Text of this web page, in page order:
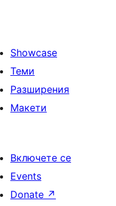
Showcase
Теми
Разширения
Макети
Включете се
Events
Donate ↗